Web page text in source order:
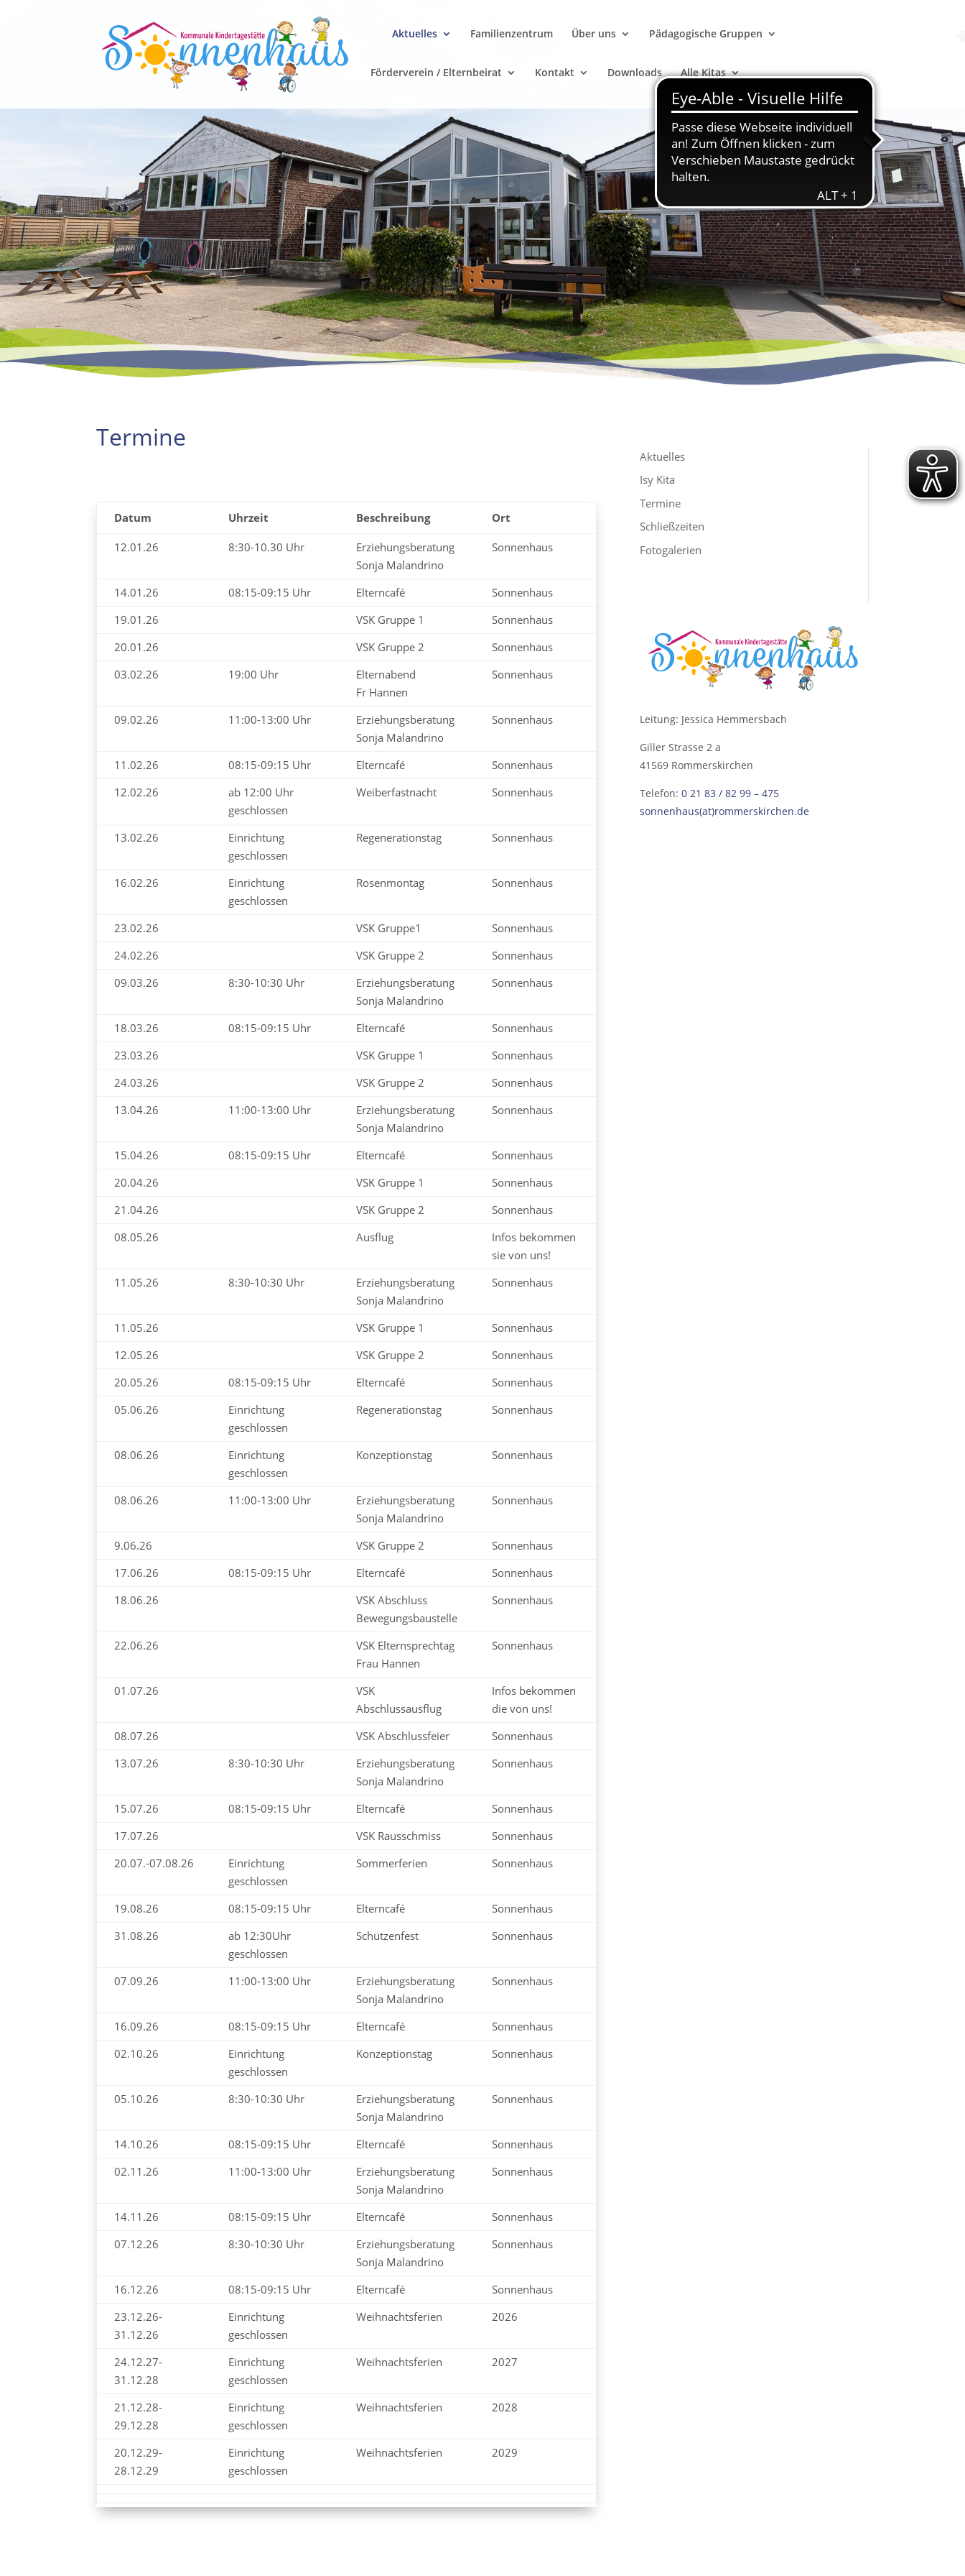
Aktuelles Familienzentrum Über uns Pädagogische Gruppen
Förderverein / Elternbeirat Kontakt Downloads Alle Kitas
Termine
Datum Uhrzeit Beschreibung Ort
12.01.26 8:30-10.30 Uhr
Erziehungsberatung
Sonja Malandrino
Sonnenhaus
14.01.26 08:15-09:15 Uhr Elterncafé
Sonnenhaus
19.01.26
VSK Gruppe 1
Sonnenhaus
20.01.26
VSK Gruppe 2
Sonnenhaus
03.02.26
19:00 Uhr
Elternabend
Fr Hannen
Sonnenhaus
09.02.26 11:00-13:00 Uhr
Erziehungsberatung
Sonja Malandrino
Sonnenhaus
11.02.26 08:15-09:15 Uhr Elterncafé
Sonnenhaus
12.02.26
ab 12:00 Uhr
geschlossen
Weiberfastnacht Sonnenhaus
13.02.26
Einrichtung
geschlossen
Regenerationstag Sonnenhaus
16.02.26
Einrichtung
geschlossen
Rosenmontag Sonnenhaus
23.02.26 VSK Gruppe1
Sonnenhaus
24.02.26
VSK Gruppe 2
Sonnenhaus
09.03.26
8:30-10:30 Uhr
Erziehungsberatung
Sonja Malandrino
Sonnenhaus
18.03.26 08:15-09:15 Uhr Elterncafé
Sonnenhaus
23.03.26
VSK Gruppe 1
Sonnenhaus
24.03.26
VSK Gruppe 2
Sonnenhaus
13.04.26
11:00-13:00 Uhr
Erziehungsberatung
Sonja Malandrino
Sonnenhaus
15.04.26 08:15-09:15 Uhr Elterncafé
Sonnenhaus
20.04.26
VSK Gruppe 1
Sonnenhaus
21.04.26
VSK Gruppe 2
Sonnenhaus
08.05.26
Ausflug
Infos bekommen
sie von uns!
11.05.26
8:30-10:30 Uhr
Erziehungsberatung
Sonja Malandrino
Sonnenhaus
11.05.26 VSK Gruppe 1
Sonnenhaus
12.05.26
VSK Gruppe 2
Sonnenhaus
20.05.26
08:15-09:15 Uhr Elterncafé
Sonnenhaus
05.06.26
Einrichtung
geschlossen
Regenerationstag Sonnenhaus
08.06.26
Einrichtung
geschlossen
Konzeptionstag Sonnenhaus
08.06.26 11:00-13:00 Uhr
Erziehungsberatung
Sonja Malandrino
Sonnenhaus
9.06.26 VSK Gruppe 2
Sonnenhaus
17.06.26
08:15-09:15 Uhr Elterncafé
Sonnenhaus
18.06.26
VSK Abschluss
Bewegungsbaustelle
Sonnenhaus
22.06.26
VSK Elternsprechtag
Frau Hannen
Sonnenhaus
01.07.26
VSK
Abschlussausflug
Infos bekommen
die von uns!
08.07.26
VSK Abschlussfeier
Sonnenhaus
13.07.26
8:30-10:30 Uhr
Erziehungsberatung
Sonja Malandrino
Sonnenhaus
15.07.26 08:15-09:15 Uhr Elterncafé
Sonnenhaus
17.07.26
VSK Rausschmiss
Sonnenhaus
20.07.-07.08.26
Einrichtung
geschlossen
Sommerferien Sonnenhaus
19.08.26 08:15-09:15 Uhr Elterncafé
Sonnenhaus
31.08.26
ab 12:30Uhr
geschlossen
Schützenfest Sonnenhaus
07.09.26 11:00-13:00 Uhr
Erziehungsberatung
Sonja Malandrino
Sonnenhaus
16.09.26 08:15-09:15 Uhr Elterncafé
Sonnenhaus
02.10.26
Einrichtung
geschlossen
Konzeptionstag Sonnenhaus
05.10.26 8:30-10:30 Uhr
Erziehungsberatung
Sonja Malandrino
Sonnenhaus
14.10.26 08:15-09:15 Uhr Elterncafé
Sonnenhaus
02.11.26
11:00-13:00 Uhr
Erziehungsberatung
Sonja Malandrino
Sonnenhaus
14.11.26 08:15-09:15 Uhr Elterncafé
Sonnenhaus
07.12.26
8:30-10:30 Uhr
Erziehungsberatung
Sonja Malandrino
Sonnenhaus
16.12.26 08:15-09:15 Uhr Elterncafé
Sonnenhaus
23.12.26-
31.12.26
Einrichtung
geschlossen
Weihnachtsferien 2026
24.12.27-
31.12.28
Einrichtung
geschlossen
Weihnachtsferien 2027
21.12.28-
29.12.28
Einrichtung
geschlossen
Weihnachtsferien 2028
20.12.29-
28.12.29
Einrichtung
geschlossen
Weihnachtsferien 2029
Aktuelles
Isy Kita
Termine
Schließzeiten
Fotogalerien
Leitung: Jessica Hemmersbach
Giller Strasse 2 a
41569 Rommerskirchen
Telefon: 0 21 83 / 82 99 – 475
sonnenhaus(at)rommerskirchen.de